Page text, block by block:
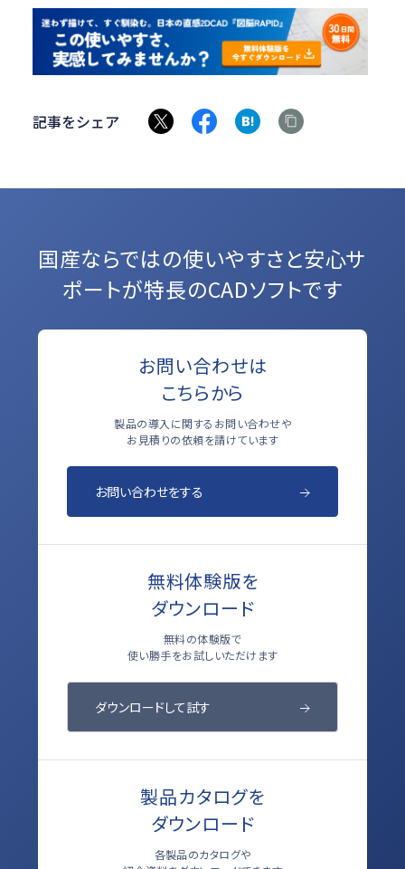
記事をシェア
国産ならではの使いやすさと安心サ
ポートが特長のCADソフトです
お問い合わせは
こちらから
製品の導入に関するお問い合わせや
お見積りの依頼を請けています
お問い合わせをする
無料体験版を
ダウンロード
無料の体験版で
使い勝手をお試しいただけます
ダウンロードして試す
製品カタログを
ダウンロード
各製品のカタログや